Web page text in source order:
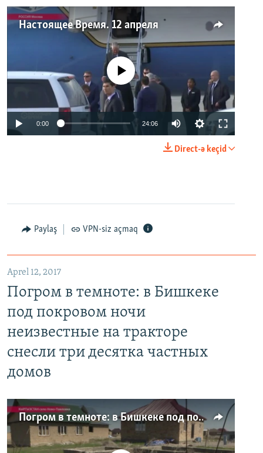
Настоящее Время. 12 апреля
No media source currently available
0:00 24:06
Direct-ə keçid
Paylaş VPN-siz açmaq
Aprel 12, 2017
Погром в темноте: в Бишкеке
под покровом ночи
неизвестные на тракторе
снесли три десятка частных
домов
Погром в темноте: в Бишкеке под покровом ночи неизвестные на тракторе снесли три десятка частных домов